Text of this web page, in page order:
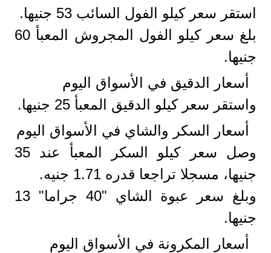
استقر سعر كيلو الفول السائب 53 جنيها.
بلغ سعر كيلو الفول المجروش المعبأ 60
جنيها.
أسعار الدقيق في الأسواق اليوم
واستقر سعر كيلو الدقيق المعبأ 25 جنيها.
أسعار السكر والشاي في الأسواق اليوم
وصل سعر كيلو السكر المعبأ عند 35
جنيها، مسجلا تراجعا قدره 1.71 جنيه.
وبلغ سعر عبوة الشاي "40 جراما" 13
جنيها.
أسعار المكرونة في الأسواق اليوم